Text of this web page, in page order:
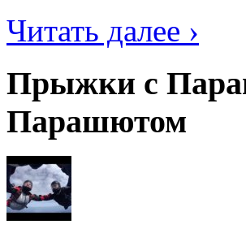
Читать далее ›
Прыжки с
Парашютом